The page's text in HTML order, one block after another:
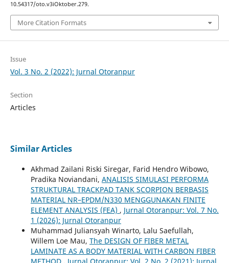
10.54317/oto.v3iOktober.279.
More Citation Formats
Issue
Vol. 3 No. 2 (2022): Jurnal Otoranpur
Section
Articles
Similar Articles
Akhmad Zailani Riski Siregar, Farid Hendro Wibowo,
Pradika Noviandani, ANALISIS SIMULASI PERFORMA
STRUKTURAL TRACKPAD TANK SCORPION BERBASIS
MATERIAL NR–EPDM/N330 MENGGUNAKAN FINITE
ELEMENT ANALYSIS (FEA) , Jurnal Otoranpur: Vol. 7 No.
1 (2026): Jurnal Otoranpur
Muhammad Juliansyah Winarto, Lalu Saefullah,
Willem Loe Mau, The DESIGN OF FIBER METAL
LAMINATE AS A BODY MATERIAL WITH CARBON FIBER